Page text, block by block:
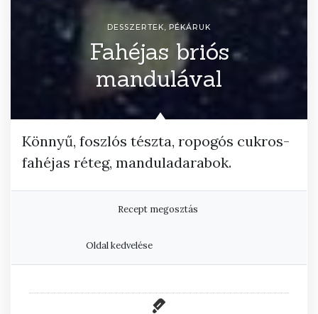
DESSZERTEK, PÉKÁRUK
Fahéjas briós
mandulával
Könnyű, foszlós tészta, ropogós cukros-
fahéjas réteg, manduladarabok.
Recept megosztás
Oldal kedvelése